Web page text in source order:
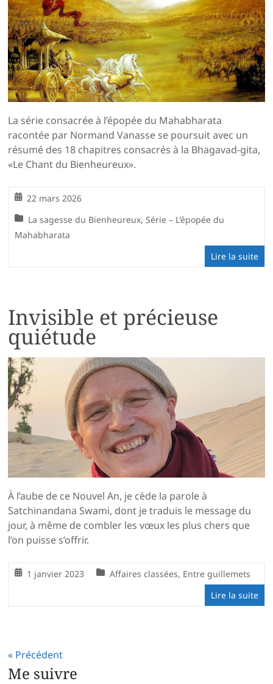
La série consacrée à l’épopée du Mahabharata
racontée par Normand Vanasse se poursuit avec un
résumé des 18 chapitres consacrés à la Bhagavad-gita,
«Le Chant du Bienheureux».
22 mars 2026
La sagesse du Bienheureux, Série – L'épopée du
Mahabharata
Lire la suite
Invisible et précieuse
quiétude
À l’aube de ce Nouvel An, je cède la parole à
Satchinandana Swami, dont je traduis le message du
jour, à même de combler les vœux les plus chers que
l’on puisse s’offrir.
1 janvier 2023 Affaires classées, Entre guillemets
Lire la suite
« Précédent
Me suivre